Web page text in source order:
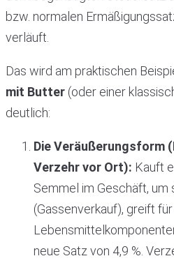
bzw. normalen
verläuft.
Das wird am praktischen
mit Butter (oder einer
deutlich:
Die Veräußerungsform
Verzehr vor Ort): Kauft
Semmel im Geschäft, um
(Gassenverkauf), greift
neue Satz von 4,9 %.